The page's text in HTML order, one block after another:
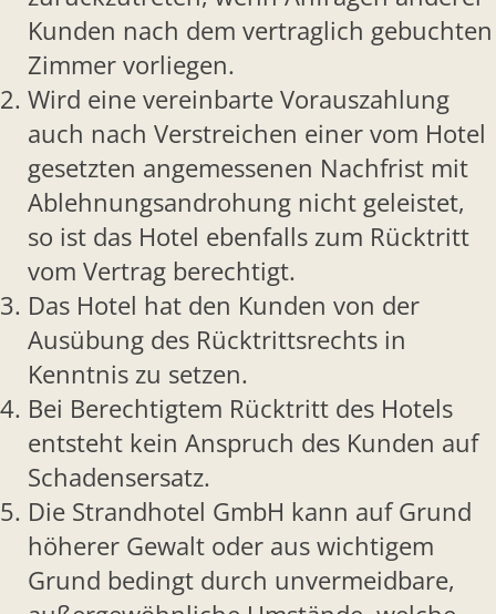
Kunden nach dem vertraglich gebuchten
Zimmer vorliegen.
Wird eine vereinbarte Vorauszahlung
auch nach Verstreichen einer vom Hotel
gesetzten angemessenen Nachfrist mit
Ablehnungsandrohung nicht geleistet,
so ist das Hotel ebenfalls zum Rücktritt
vom Vertrag berechtigt.
Das Hotel hat den Kunden von der
Ausübung des Rücktrittsrechts in
Kenntnis zu setzen.
Bei Berechtigtem Rücktritt des Hotels
entsteht kein Anspruch des Kunden auf
Schadensersatz.
Die Strandhotel GmbH kann auf Grund
höherer Gewalt oder aus wichtigem
Grund bedingt durch unvermeidbare,